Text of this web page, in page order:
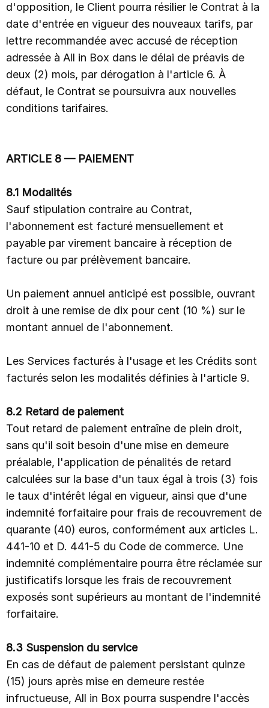
d'opposition, le Client pourra résilier le Contrat à la
date d'entrée en vigueur des nouveaux tarifs, par
lettre recommandée avec accusé de réception
adressée à All in Box dans le délai de préavis de
deux (2) mois, par dérogation à l'article 6. À
défaut, le Contrat se poursuivra aux nouvelles
conditions tarifaires.
ARTICLE 8 — PAIEMENT
8.1 Modalités
Sauf stipulation contraire au Contrat,
l'abonnement est facturé mensuellement et
payable par virement bancaire à réception de
facture ou par prélèvement bancaire.
Un paiement annuel anticipé est possible, ouvrant
droit à une remise de dix pour cent (10 %) sur le
montant annuel de l'abonnement.
Les Services facturés à l'usage et les Crédits sont
facturés selon les modalités définies à l'article 9.
8.2 Retard de paiement
Tout retard de paiement entraîne de plein droit,
sans qu'il soit besoin d'une mise en demeure
préalable, l'application de pénalités de retard
calculées sur la base d'un taux égal à trois (3) fois
le taux d'intérêt légal en vigueur, ainsi que d'une
indemnité forfaitaire pour frais de recouvrement de
quarante (40) euros, conformément aux articles L.
441-10 et D. 441-5 du Code de commerce. Une
indemnité complémentaire pourra être réclamée sur
justificatifs lorsque les frais de recouvrement
exposés sont supérieurs au montant de l'indemnité
forfaitaire.
8.3 Suspension du service
En cas de défaut de paiement persistant quinze
(15) jours après mise en demeure restée
infructueuse, All in Box pourra suspendre l'accès